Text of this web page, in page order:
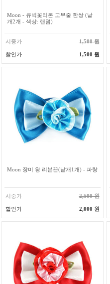
Moon - 큐빅꽃리본 고무줄 한쌍 (낱
개2개 - 색상: 랜덤)
시중가 1,500 원
할인가 1,500 원
Moon 장미 왕 리본끈(낱개1개) - 파랑
시중가 2,500 원
할인가 2,000 원